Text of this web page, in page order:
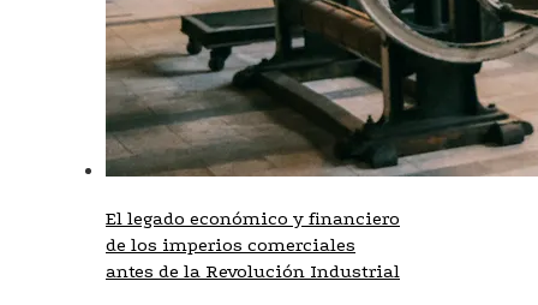
El legado económico y financiero
de los imperios comerciales
antes de la Revolución Industrial